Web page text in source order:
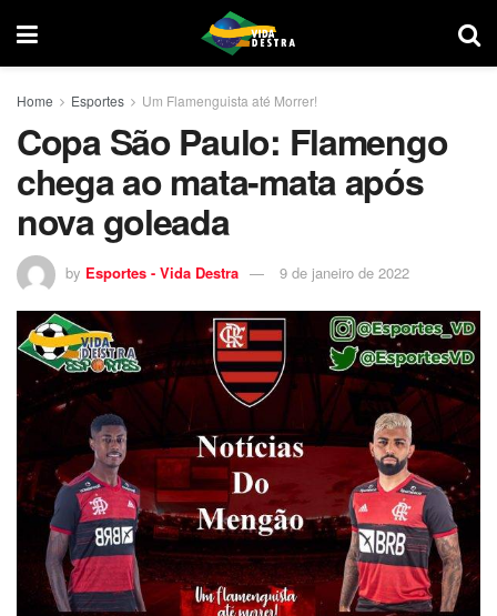
Home Esportes Um Flamenguista até Morrer!
Copa São Paulo: Flamengo
chega ao mata-mata após
nova goleada
by Esportes - Vida Destra 9 de janeiro de 2022